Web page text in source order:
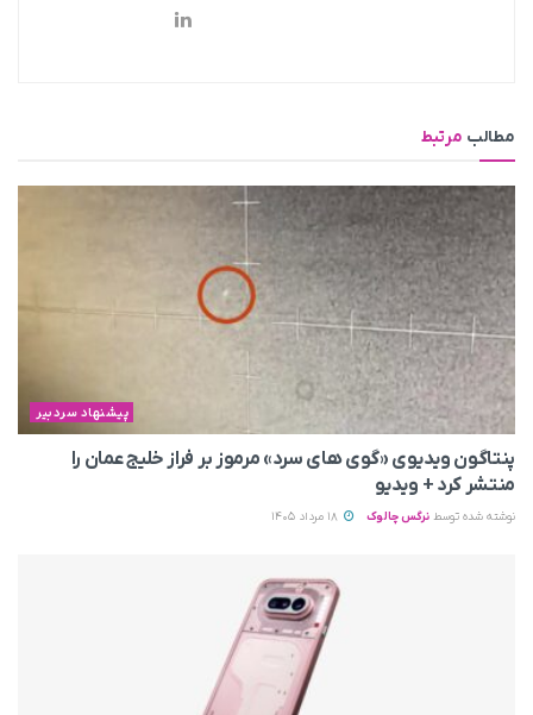
مطالب مرتبط
پیشنهاد سردبیر
پنتاگون ویدیوی «گوی های سرد» مرموز بر فراز خلیج عمان را
منتشر کرد + ویدیو
نوشته شده توسط نرگس چالوک